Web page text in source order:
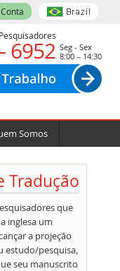
6952 Seg - Sex
8:00 – 14:30
Somos
Tradução
que
inglesa um
a projeção
estudo/pesquisa,
seu manuscrito